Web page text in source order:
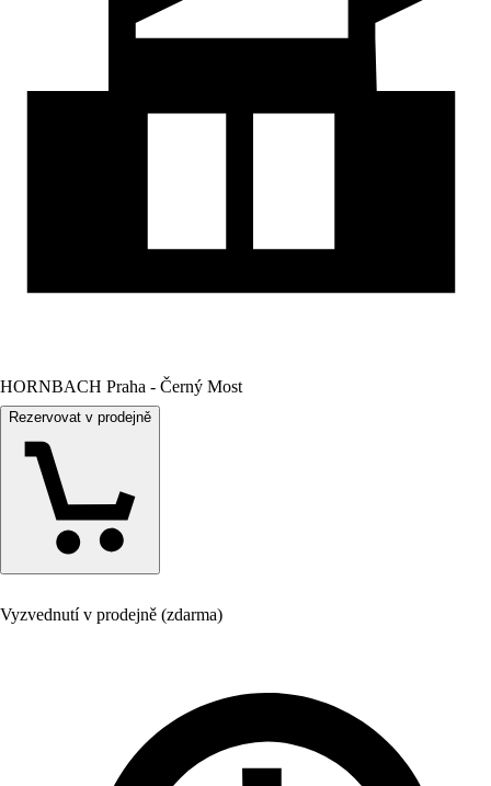
HORNBACH Praha - Černý Most
Rezervovat v prodejně
Vyzvednutí v prodejně (zdarma)